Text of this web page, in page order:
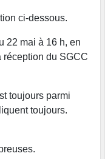
ci-dessous.
22 mai à 16 h, en
réception du SGCC
toujours parmi
toujours.